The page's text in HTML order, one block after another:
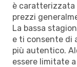
è
prezzi
La bassa
e ti consente di
più autentico.
essere limitate